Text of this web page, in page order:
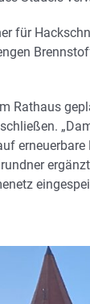
für
Rathaus
erneuerbare